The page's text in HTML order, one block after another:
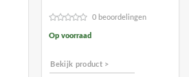
0 beoordelingen
Op voorraad
Bekijk product >